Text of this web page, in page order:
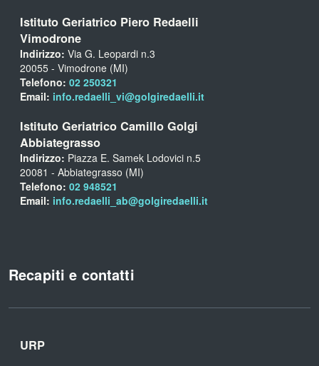
Istituto Geriatrico Piero Redaelli
Vimodrone
Indirizzo: Via G. Leopardi n.3
20055 - Vimodrone (MI)
Telefono: 02 250321
Email: info.redaelli_vi@golgiredaelli.it
Istituto Geriatrico Camillo Golgi
Abbiategrasso
Indirizzo: Piazza E. Samek Lodovici n.5
20081 - Abbiategrasso (MI)
Telefono: 02 948521
Email: info.redaelli_ab@golgiredaelli.it
Recapiti e contatti
URP